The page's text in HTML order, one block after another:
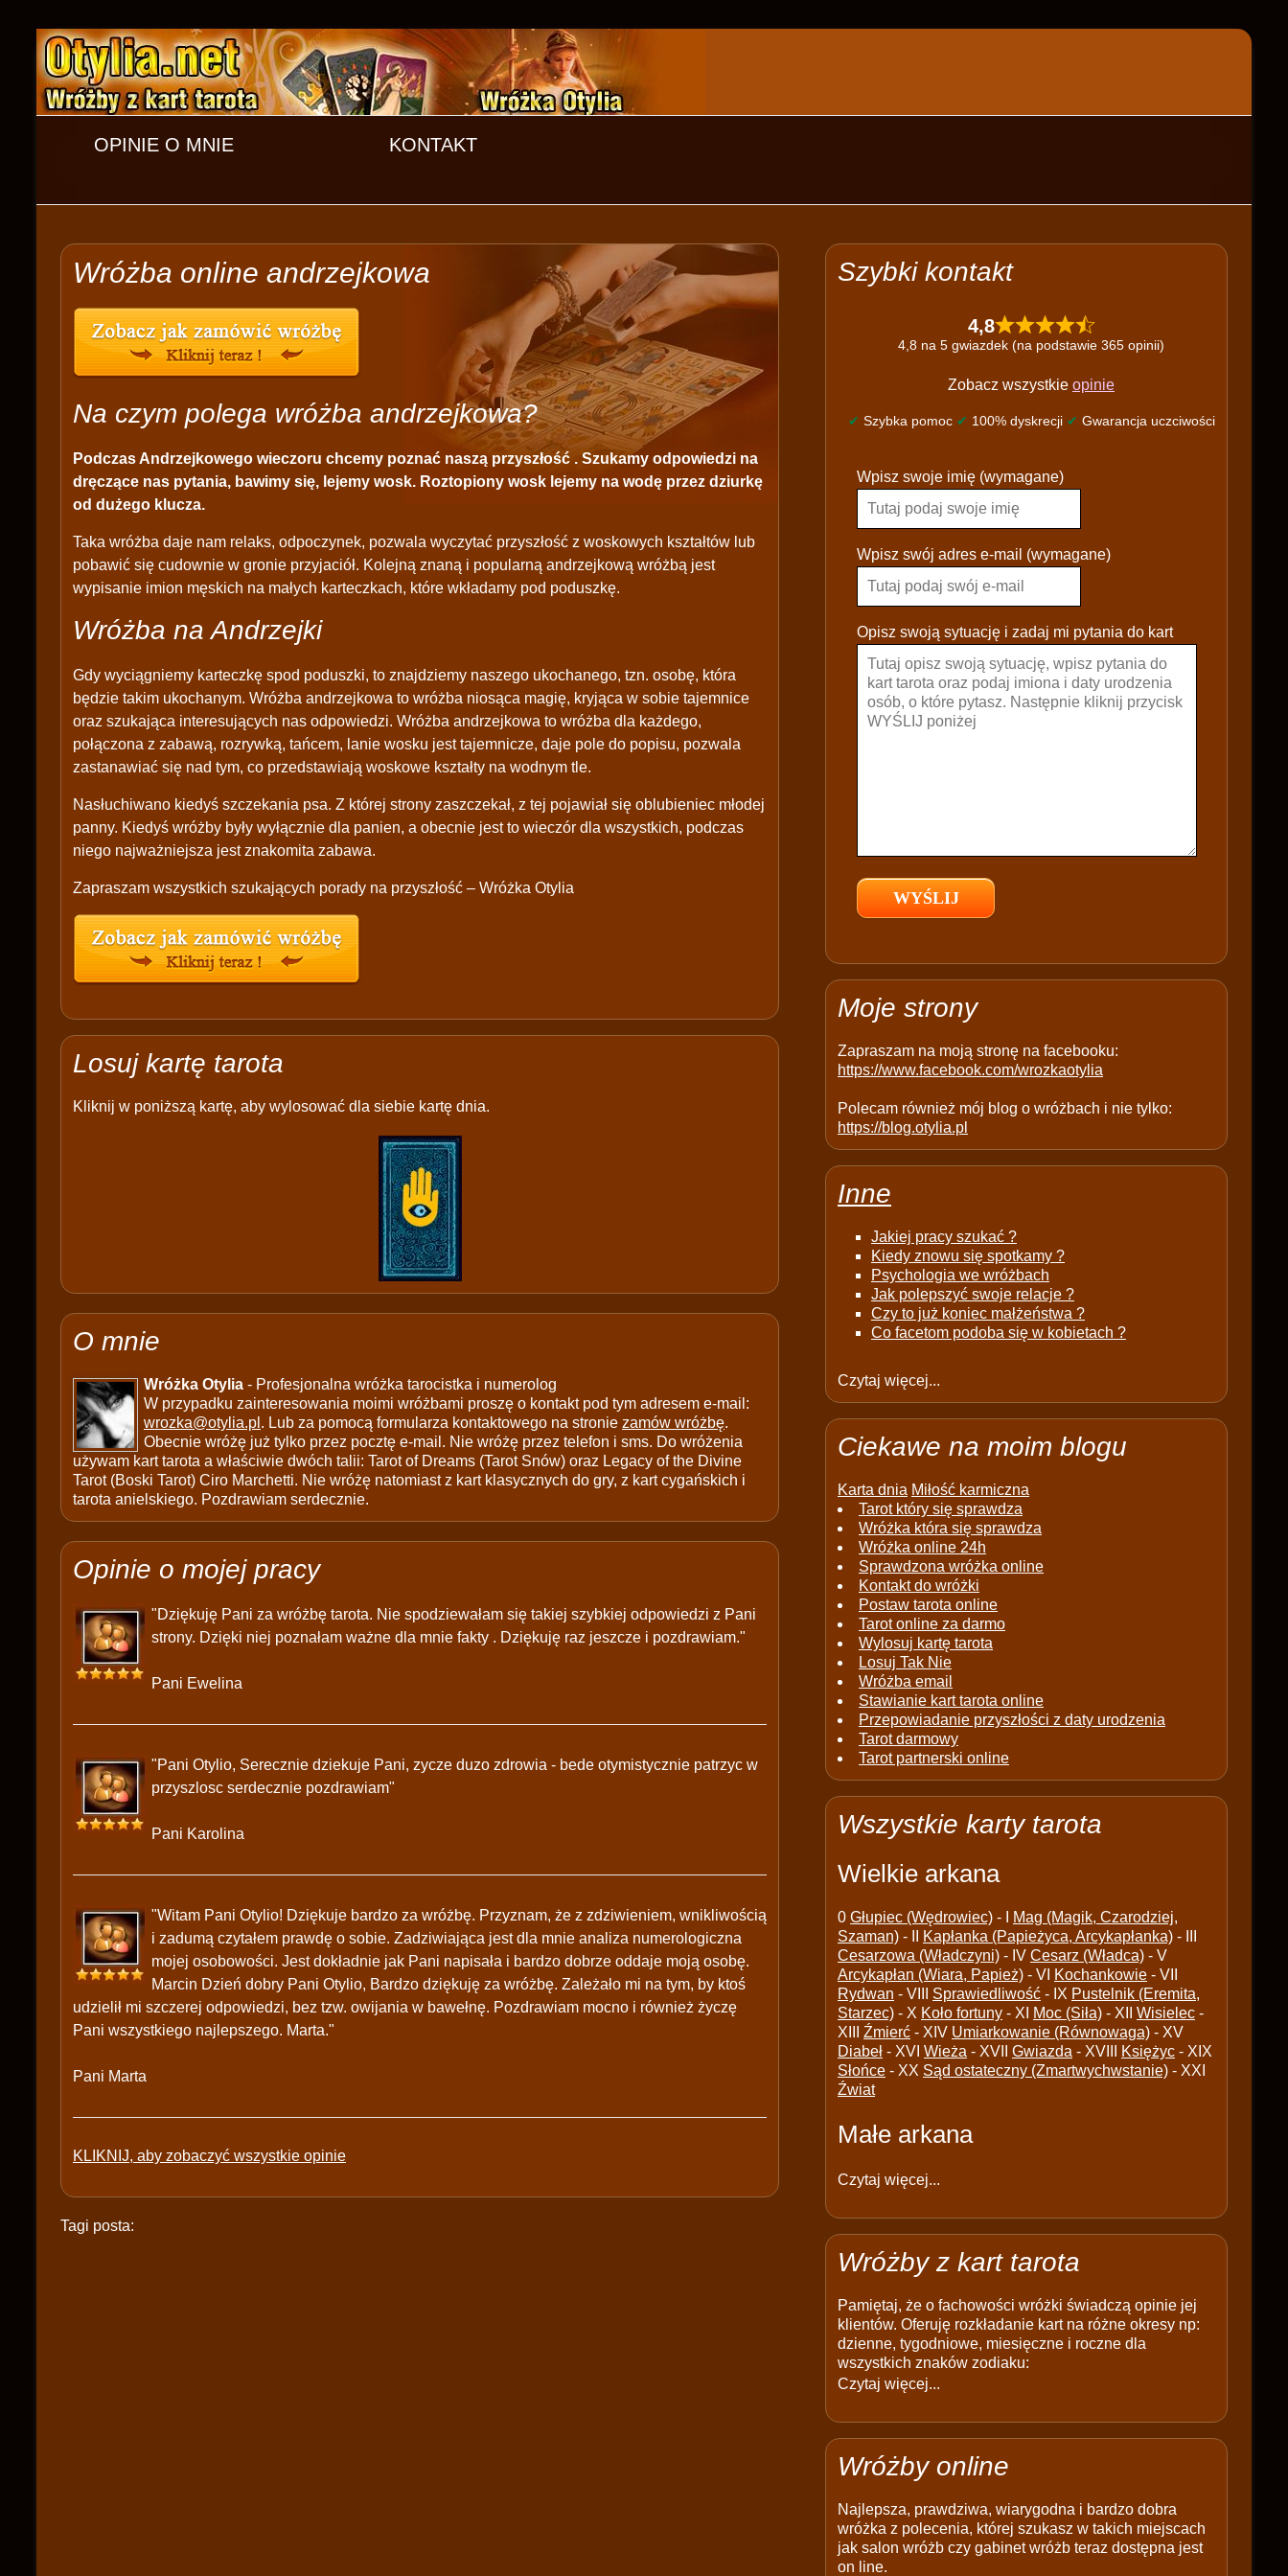
OPINIE O MNIE KONTAKT
Wróżba online andrzejkowa
Na czym polega wróżba andrzejkowa?
Podczas Andrzejkowego wieczoru chcemy poznać naszą przyszłość . Szukamy odpowiedzi na
dręczące nas pytania, bawimy się, lejemy wosk. Roztopiony wosk lejemy na wodę przez dziurkę
od dużego klucza.
Taka wróżba daje nam relaks, odpoczynek, pozwala wyczytać przyszłość z woskowych kształtów lub
pobawić się cudownie w gronie przyjaciół. Kolejną znaną i popularną andrzejkową wróżbą jest
wypisanie imion męskich na małych karteczkach, które wkładamy pod poduszkę.
Wróżba na Andrzejki
Gdy wyciągniemy karteczkę spod poduszki, to znajdziemy naszego ukochanego, tzn. osobę, która
będzie takim ukochanym. Wróżba andrzejkowa to wróżba niosąca magię, kryjąca w sobie tajemnice
oraz szukająca interesujących nas odpowiedzi. Wróżba andrzejkowa to wróżba dla każdego,
połączona z zabawą, rozrywką, tańcem, lanie wosku jest tajemnicze, daje pole do popisu, pozwala
zastanawiać się nad tym, co przedstawiają woskowe kształty na wodnym tle.
Nasłuchiwano kiedyś szczekania psa. Z której strony zaszczekał, z tej pojawiał się oblubieniec młodej
panny. Kiedyś wróżby były wyłącznie dla panien, a obecnie jest to wieczór dla wszystkich, podczas
niego najważniejsza jest znakomita zabawa.
Zapraszam wszystkich szukających porady na przyszłość – Wróżka Otylia
Losuj kartę tarota
Kliknij w poniższą kartę, aby wylosować dla siebie kartę dnia.
O mnie
Wróżka Otylia - Profesjonalna wróżka tarocistka i numerolog
W przypadku zainteresowania moimi wróżbami proszę o kontakt pod tym adresem e-mail:
wrozka@otylia.pl . Lub za pomocą formularza kontaktowego na stronie zamów wróżbę.
Obecnie wróżę już tylko przez pocztę e-mail. Nie wróżę przez telefon i sms. Do wróżenia
używam kart tarota a właściwie dwóch talii: Tarot of Dreams (Tarot Snów) oraz Legacy of the Divine
Tarot (Boski Tarot) Ciro Marchetti. Nie wróżę natomiast z kart klasycznych do gry, z kart cygańskich i
tarota anielskiego. Pozdrawiam serdecznie.
Opinie o mojej pracy
"Dziękuję Pani za wróżbę tarota. Nie spodziewałam się takiej szybkiej odpowiedzi z Pani
strony. Dzięki niej poznałam ważne dla mnie fakty . Dziękuję raz jeszcze i pozdrawiam."
Pani Ewelina
"Pani Otylio, Serecznie dziekuje Pani, zycze duzo zdrowia - bede otymistycznie patrzyc w
przyszlosc serdecznie pozdrawiam"
Pani Karolina
"Witam Pani Otylio! Dziękuje bardzo za wróżbę. Przyznam, że z zdziwieniem, wnikliwością
i zadumą czytałem prawdę o sobie. Zadziwiająca jest dla mnie analiza numerologiczna
mojej osobowości. Jest dokładnie jak Pani napisała i bardzo dobrze oddaje moją osobę.
Marcin Dzień dobry Pani Otylio, Bardzo dziękuję za wróżbę. Zależało mi na tym, by ktoś
udzielił mi szczerej odpowiedzi, bez tzw. owijania w bawełnę. Pozdrawiam mocno i również życzę
Pani wszystkiego najlepszego. Marta."
Pani Marta
KLIKNIJ, aby zobaczyć wszystkie opinie
Tagi posta:
Szybki kontakt
4,8
4,8 na 5 gwiazdek (na podstawie 365 opinii)
Zobacz wszystkie opinie
✔ Szybka pomoc ✔ 100% dyskrecji ✔ Gwarancja uczciwości
l
a
s
e
a
e
e
p
y
Wpisz swoje imię (wymagane)
Wpisz swój adres e-mail (wymagane)
Opisz swoją sytuację i zadaj mi pytania do kart
Moje strony
Zapraszam na moją stronę na facebooku:
https://www.facebook.com/wrozkaotylia
Polecam również mój blog o wróżbach i nie tylko:
https://blog.otylia.pl
Inne
Jakiej pracy szukać ?
Kiedy znowu się spotkamy ?
Psychologia we wróżbach
Jak polepszyć swoje relacje ?
Czy to już koniec małżeństwa ?
Co facetom podoba się w kobietach ?
Czytaj więcej...
Ciekawe na moim blogu
Karta dnia Miłość karmiczna
Tarot który się sprawdza
Wróżka która się sprawdza
Wróżka online 24h
Sprawdzona wróżka online
Kontakt do wróżki
Postaw tarota online
Tarot online za darmo
Wylosuj kartę tarota
Losuj Tak Nie
Wróżba email
Stawianie kart tarota online
Przepowiadanie przyszłości z daty urodzenia
Tarot darmowy
Tarot partnerski online
Wszystkie karty tarota
Wielkie arkana
0 Głupiec (Wędrowiec) - I
Mag (Magik, Czarodziej,
Szaman) - II Kapłanka (Papieżyca, Arcykapłanka) - III
Cesarzowa (Władczyni) - IV Cesarz (Władca) - V
Arcykapłan (Wiara, Papież) - VI Kochankowie - VII
Rydwan - VIII Sprawiedliwość - IX Pustelnik (Eremita,
Starzec) - X Koło fortuny - XI Moc (Siła) - XII Wisielec -
XIII Źmierć - XIV Umiarkowanie (Równowaga) - XV
Diabeł - XVI Wieża - XVII Gwiazda - XVIII Księżyc - XIX
Słońce - XX Sąd ostateczny (Zmartwychwstanie) - XXI
Źwiat
Małe arkana
Czytaj więcej...
Wróżby z kart tarota
Pamiętaj, że o fachowości wróżki świadczą opinie jej
klientów. Oferuję rozkładanie kart na różne okresy np:
dzienne, tygodniowe, miesięczne i roczne dla
wszystkich znaków zodiaku:
Czytaj więcej...
Wróżby online
Najlepsza, prawdziwa, wiarygodna i bardzo dobra
wróżka z polecenia, której szukasz w takich miejscach
jak salon wróżb czy gabinet wróżb teraz dostępna jest
on line.